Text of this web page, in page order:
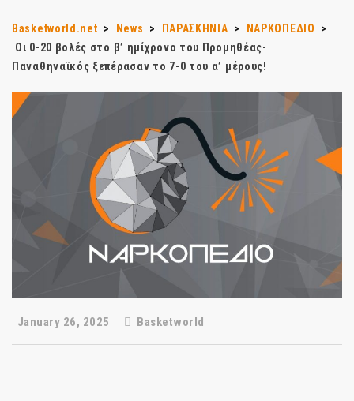
Basketworld.net > News > ΠΑΡΑΣΚΗΝΙΑ > ΝΑΡΚΟΠΕΔΙΟ
>
Οι 0-20 βολές στο β’ ημίχρονο του Προμηθέας-
Παναθηναϊκός ξεπέρασαν το 7-0 του α’ μέρους!
January 26, 2025 Basketworld